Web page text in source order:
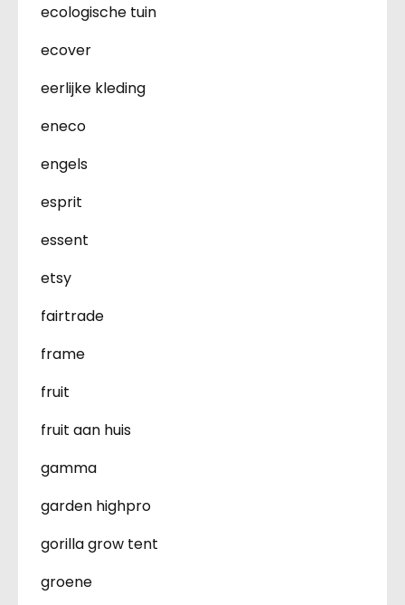
ecologische tuin
ecover
eerlijke kleding
eneco
engels
esprit
essent
etsy
fairtrade
frame
fruit
fruit aan huis
gamma
garden highpro
gorilla grow tent
groene